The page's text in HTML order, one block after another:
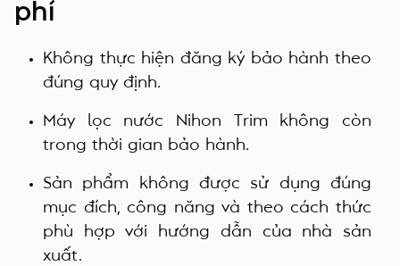
phí
Không thực hiện đăng ký bảo hành theo
đúng quy định.
Máy lọc nước Nihon Trim không còn
trong thời gian bảo hành.
Sản phẩm không được sử dụng đúng
mục đích, công năng và theo cách thức
phù hợp với hướng dẫn của nhà sản
xuất.